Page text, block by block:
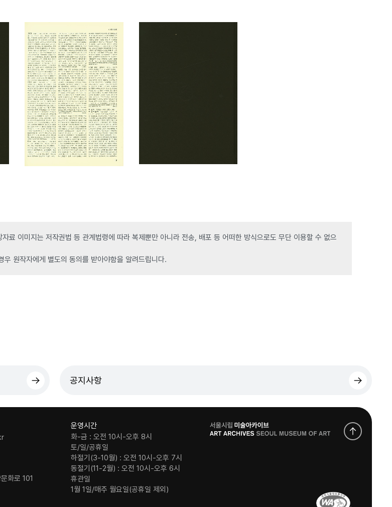
료 이미지는 저작권법 등 관계법령에 따라 복제뿐만 아니라 전송, 배포 등 어떠한 방식으로도 무단 이용할 수 없으
우 원작자에게 별도의 동의를 받아야함을 알려드립니다.
공지사항
화로 101
운영시간
화-금 : 오전 10시-오후 8시
토/일/공휴일
하절기(3-10월) : 오전 10시-오후 7시
동절기(11-2월) : 오전 10시-오후 6시
휴관일
1월 1일/매주 월요일(공휴일 제외)
로
고